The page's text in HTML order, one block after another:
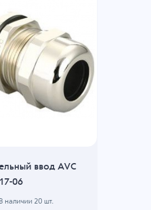
ввод AVC
06
В наличии20 шт.